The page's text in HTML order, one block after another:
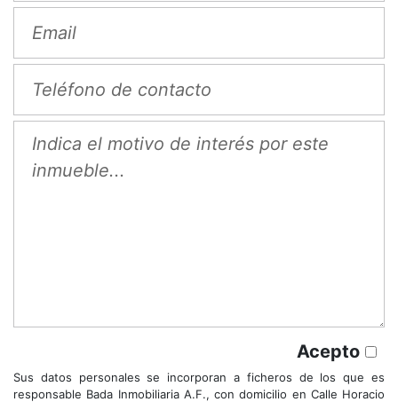
Acepto
Sus datos personales se incorporan a ficheros de los que es
responsable Bada Inmobiliaria A.F., con domicilio en Calle Horacio